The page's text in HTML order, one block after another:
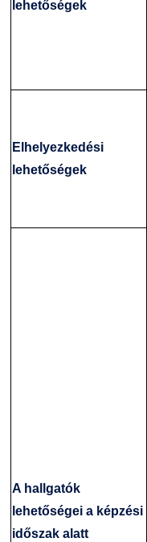
lehetőségek
Elhelyezkedési
lehetőségek
A hallgatók
lehetőségei a képzési
időszak alatt